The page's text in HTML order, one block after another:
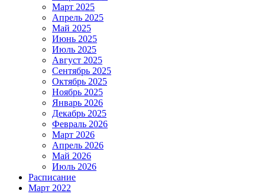
Март 2025
Апрель 2025
Май 2025
Июнь 2025
Июль 2025
Август 2025
Сентябрь 2025
Октябрь 2025
Ноябрь 2025
Январь 2026
Декабрь 2025
Февраль 2026
Март 2026
Апрель 2026
Май 2026
Июль 2026
Расписание
Март 2022